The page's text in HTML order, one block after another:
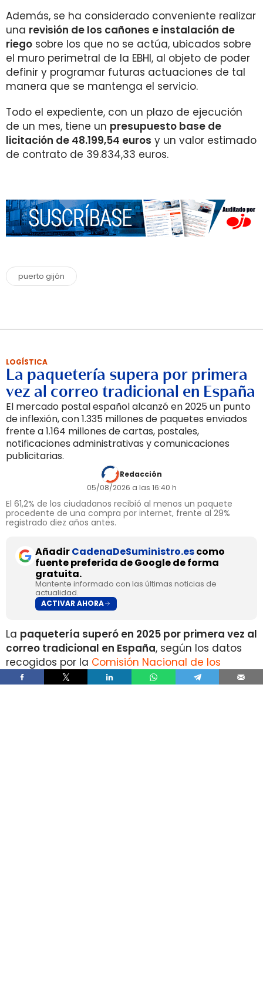
Además, se ha considerado conveniente realizar
una revisión de los cañones e instalación de
riego sobre los que no se actúa, ubicados sobre
el muro perimetral de la EBHI, al objeto de poder
definir y programar futuras actuaciones de tal
manera que se mantenga el servicio.
Todo el expediente, con un plazo de ejecución
de un mes, tiene un presupuesto base de
licitación de 48.199,54 euros y un valor estimado
de contrato de 39.834,33 euros.
puerto gijón
LOGÍSTICA
La paquetería supera por primera
vez al correo tradicional en España
El mercado postal español alcanzó en 2025 un punto
de inflexión, con 1.335 millones de paquetes enviados
frente a 1.164 millones de cartas, postales,
notificaciones administrativas y comunicaciones
publicitarias.
Redacción
05/08/2026 a las 16:40 h
El 61,2% de los ciudadanos recibió al menos un paquete
procedente de una compra por internet, frente al 29%
registrado diez años antes.
AñadirCadenaDeSuministro.escomo
fuente preferida de Google de forma
gratuita.
Mantente informado con las últimas noticias de
actualidad.
ACTIVAR AHORA
La paquetería superó en 2025 por primera vez al
correo tradicional en España, según los datos
recogidos por la Comisión Nacional de los
Mercados y la Competenciaen su Informe Anual